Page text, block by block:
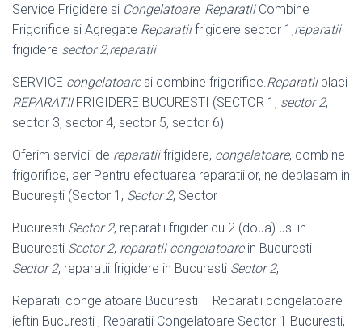
Service Frigidere si Congelatoare, ReparatiiCombine
Frigorifice si Agregate Reparatiifrigidere sector 1,reparatii
frigidere sector 2,reparatii
SERVICE congelatoaresi combine frigorifice. Reparatiiplaci
REPARATIIFRIGIDERE BUCURESTI (SECTOR 1, sector 2,
sector 3, sector 4, sector 5, sector 6)
Oferim servicii de reparatiifrigidere, congelatoare, combine
frigorifice, aer Pentru efectuarea reparatiilor, ne deplasam in
București (Sector 1, Sector 2, Sector
Bucuresti Sector 2, reparatii frigider cu 2 (doua) usi in
Bucuresti Sector 2, reparatii congelatoarein Bucuresti
Sector 2, reparatii frigidere in Bucuresti Sector 2,
Reparatii congelatoare Bucuresti – Reparatii congelatoare
ieftin Bucuresti , Reparatii Congelatoare Sector 1 Bucuresti,